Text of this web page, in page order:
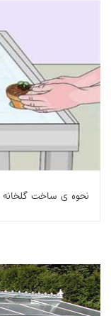
این مقاله به
نحوه ی ساخت گلخانه